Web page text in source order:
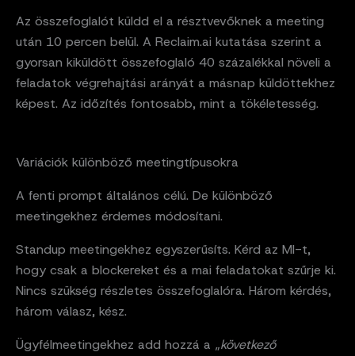
Az összefoglalót küldd el a résztvevőknek a meeting
után 10 percen belül. A Reclaim.ai kutatása szerint a
gyorsan kiküldött összefoglaló 40 százalékkal növeli a
feladatok végrehajtási arányát a másnap küldöttekhez
képest. Az időzítés fontosabb, mint a tökéletesség.
Variációk különböző meetingtípusokra
A fenti prompt általános célú. De különböző
meetingekhez érdemes módosítani.
Standup meetingekhez egyszerűsíts. Kérd az MI-t,
hogy csak a blockereket és a mai feladatokat szűrje ki.
Nincs szükség részletes összefoglalóra. Három kérdés,
három válasz, kész.
Ügyfélmeetingekhez add hozzá a „következő